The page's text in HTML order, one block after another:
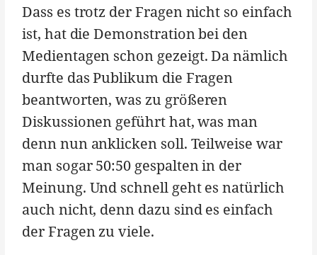
Dass es trotz der Fragen nicht so einfach
ist, hat die Demonstration bei den
Medientagen schon gezeigt. Da nämlich
durfte das Publikum die Fragen
beantworten, was zu größeren
Diskussionen geführt hat, was man
denn nun anklicken soll. Teilweise war
man sogar 50:50 gespalten in der
Meinung. Und schnell geht es natürlich
auch nicht, denn dazu sind es einfach
der Fragen zu viele.